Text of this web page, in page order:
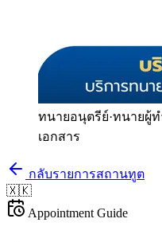
ทนายอนุตรีย์·ทนายผู้ท
เอกสาร
กลับรายการสถานทูต
🇽🇰
Appointment Guide